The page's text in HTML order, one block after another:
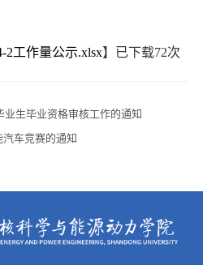
2工作量公示.xlsx】已下载72次
业生毕业资格审核工作的通知
车竞赛的通知